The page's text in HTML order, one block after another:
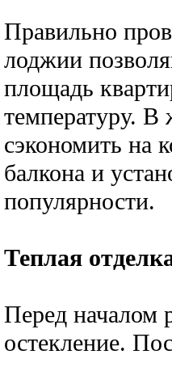
Правильно
лоджии
площадь
температуру.
сэкономить на
балкона и
популярности.
Теплая
Перед началом
остекление.